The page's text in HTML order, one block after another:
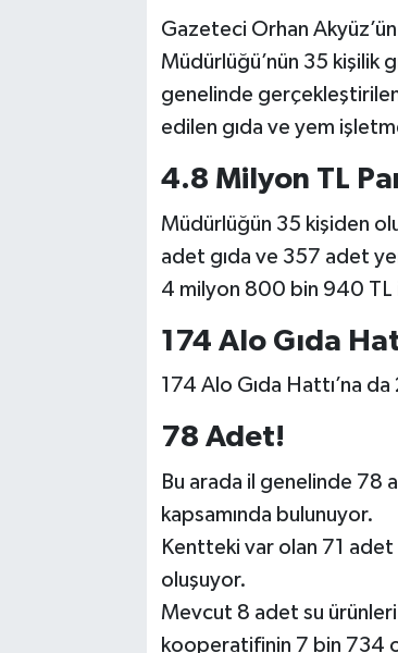
Gazeteci Orhan
Müdürlüğü’nün 35 kişilik
genelinde
edilen gıda ve yem
4.8 Milyon TL
Müdürlüğün 35 kişiden
adet gıda ve 357 adet
4 milyon 800 bin 940 TL
174 Alo Gıda
174 Alo Gıda Hattı’na
78 Adet!
Bu arada il genelinde 78
kapsamında bulunuyor.
Kentteki var olan 71 adet
oluşuyor.
Mevcut 8 adet su
kooperatifinin 7 bin 734